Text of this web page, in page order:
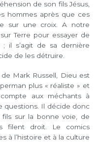
de son fils Jésus,
hommes après que ces
sur une croix. A notre
Terre pour essayer de
il s’agit de sa dernière
de les détruire.
Mark Russell, Dieu est
plus « réaliste » et
aux méchants à
questions. Il décide donc
sur la bonne voie, de
filent droit. Le comics
à l’histoire et à la culture